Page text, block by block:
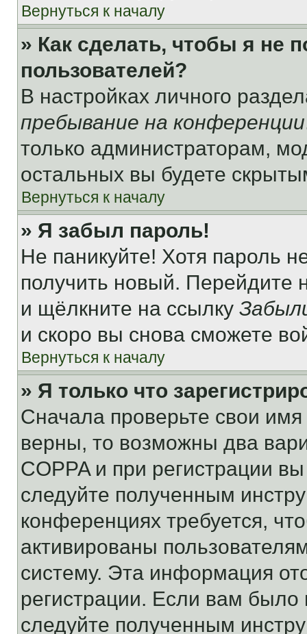
Вернуться к началу
» Как сделать, чтобы я не
пользователей?
В настройках личного
пребывание на конференции
только администраторам,
остальных вы будете
Вернуться к началу
» Я забыл пароль!
Не паникуйте! Хотя пароль
получить новый. Перейдите
и щёлкните на ссылку
и скоро вы снова сможете
Вернуться к началу
» Я только что
Сначала проверьте свои
верны, то возможны два
COPPA и при регистрации
следуйте полученным
конференциях требуется,
активированы
систему. Эта информация
регистрации. Если вам
следуйте полученным